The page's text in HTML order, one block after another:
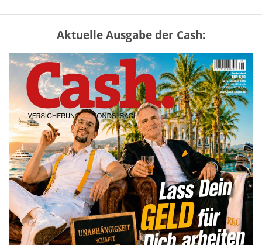
Mütterrente III Tabelle: So viel Renten-
Nachzahlung ist pro Kind möglich
mehr
„Jung kauft Alt“ 2026: Neue Förderung im
Überblick – Tabelle mit Kreditbeträgen
und Einkommensgrenzen
mehr
Bitcoin im Wartemodus: Fed und CLARITY
Act geben die Richtung vor
mehr
Aktuelle Ausgabe der Cash: